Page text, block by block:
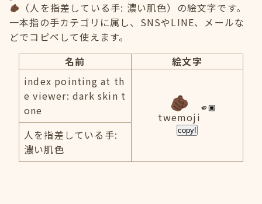
（人を指差している手: 濃い肌色）の絵文字です。
一本指の手カテゴリに属し、SNSやLINE、メールな
どでコピペして使えます。
名前
絵文字
index pointing at th
e viewer: dark skin t
one
twemoji
copy!
人を指差している手:
濃い肌色